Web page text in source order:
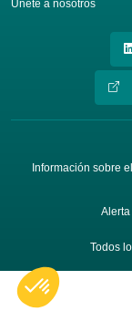
Únete a nosotros
Información sobre
Todos